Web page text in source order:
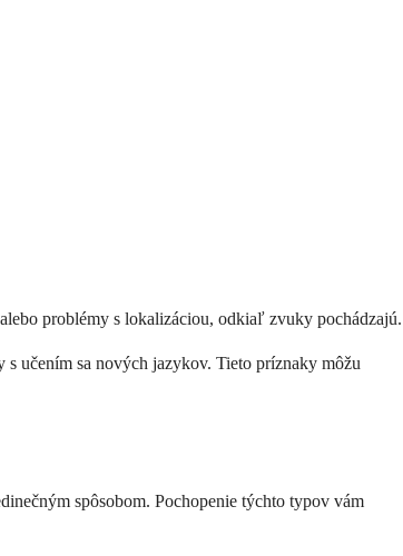
problémy s lokalizáciou, odkiaľ zvuky pochádzajú.
učením sa nových jazykov. Tieto príznaky môžu
spôsobom. Pochopenie týchto typov vám